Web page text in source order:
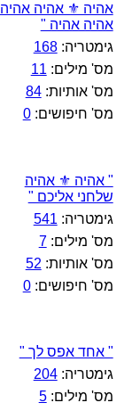
אהיה ⚜️ אהיה אהיה
אהיה אהיה "
גימטריה:168
מס' מילים: 11
מס' אותיות:84
מס' חיפושים:0
" אהיה ⚜️ אהיה
שלחני אליכם "
גימטריה: 541
מס' מילים:7
מס' אותיות: 52
מס' חיפושים:0
" אחד אפס לך "
גימטריה:204
מס' מילים:5